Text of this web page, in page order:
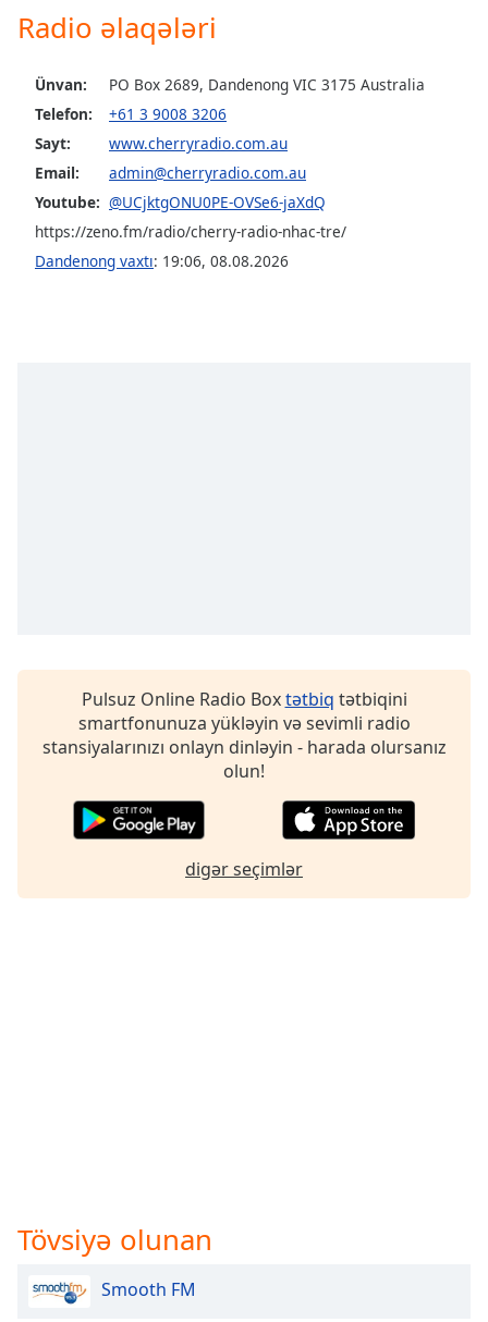
Caption
Area
Background
Color
Opacity
dialog
Radio əlaqələri
Ünvan:
PO Box 2689, Dandenong VIC 3175 Australia
Telefon:
+61 3 9008 3206
Sayt:
www.cherryradio.com.au
Email:
admin@cherryradio.com.au
Youtube: @UCjktgONU0PE-OVSe6-jaXdQ
https://zeno.fm/radio/cherry-radio-nhac-tre/
Dandenong vaxtı: 19:06, 08.08.2026
Pulsuz Online Radio Boxtətbiq tətbiqini
smartfonunuza yükləyin və sevimli radio
stansiyalarınızı onlayn dinləyin - harada olursanız
olun!
digər seçimlər
Tövsiyə olunan
Smooth FM